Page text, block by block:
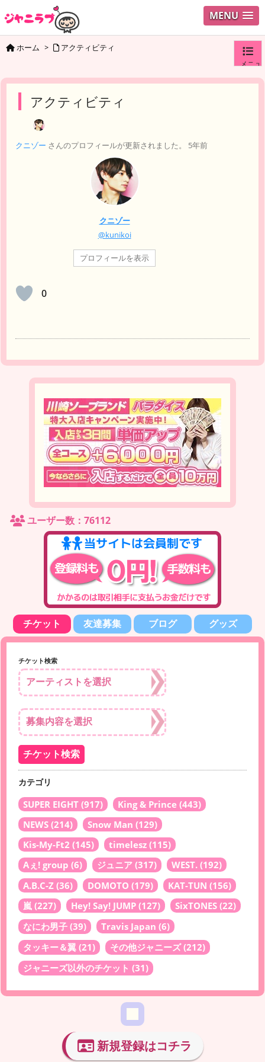
MENU
メニュ
ホーム > アクティビティ
アクティビティ
クニゾー さんのプロフィールが更新されました。 5年前
クニゾー
@kunikoi
プロフィールを表示
0
ユーザー数：76112
チケット 友達募集 ブログ グッズ
チケット検索
カテゴリ
SUPER EIGHT (917) King & Prince (443)
NEWS (214) Snow Man (129)
Kis-My-Ft2 (145) timelesz (115)
Aぇ! group (6) ジュニア (317) WEST. (192)
A.B.C-Z (36) DOMOTO (179) KAT-TUN (156)
嵐 (227) Hey! Say! JUMP (127) SixTONES (22)
なにわ男子 (39) Travis Japan (6)
タッキー＆翼 (21) その他ジャニーズ(212)
ジャニーズ以外のチケット (31)
新規登録はコチラ